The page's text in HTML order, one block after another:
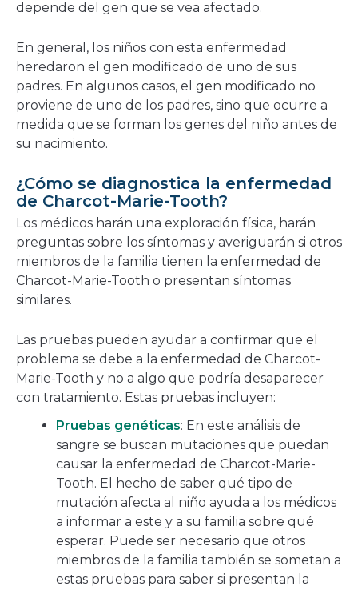
depende del gen que se vea afectado.
En general, los niños con esta enfermedad
heredaron el gen modificado de uno de sus
padres. En algunos casos, el gen modificado no
proviene de uno de los padres, sino que ocurre a
medida que se forman los genes del niño antes de
su nacimiento.
¿Cómo se diagnostica la enfermedad
de Charcot-Marie-Tooth?
Los médicos harán una exploración física, harán
preguntas sobre los síntomas y averiguarán si otros
miembros de la familia tienen la enfermedad de
Charcot-Marie-Tooth o presentan síntomas
similares.
Las pruebas pueden ayudar a confirmar que el
problema se debe a la enfermedad de Charcot-
Marie-Tooth y no a algo que podría desaparecer
con tratamiento. Estas pruebas incluyen:
Pruebas genéticas: En este análisis de
sangre se buscan mutaciones que puedan
causar la enfermedad de Charcot-Marie-
Tooth. El hecho de saber qué tipo de
mutación afecta al niño ayuda a los médicos
a informar a este y a su familia sobre qué
esperar. Puede ser necesario que otros
miembros de la familia también se sometan a
estas pruebas para saber si presentan la